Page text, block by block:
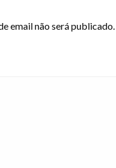
email não será publicado.